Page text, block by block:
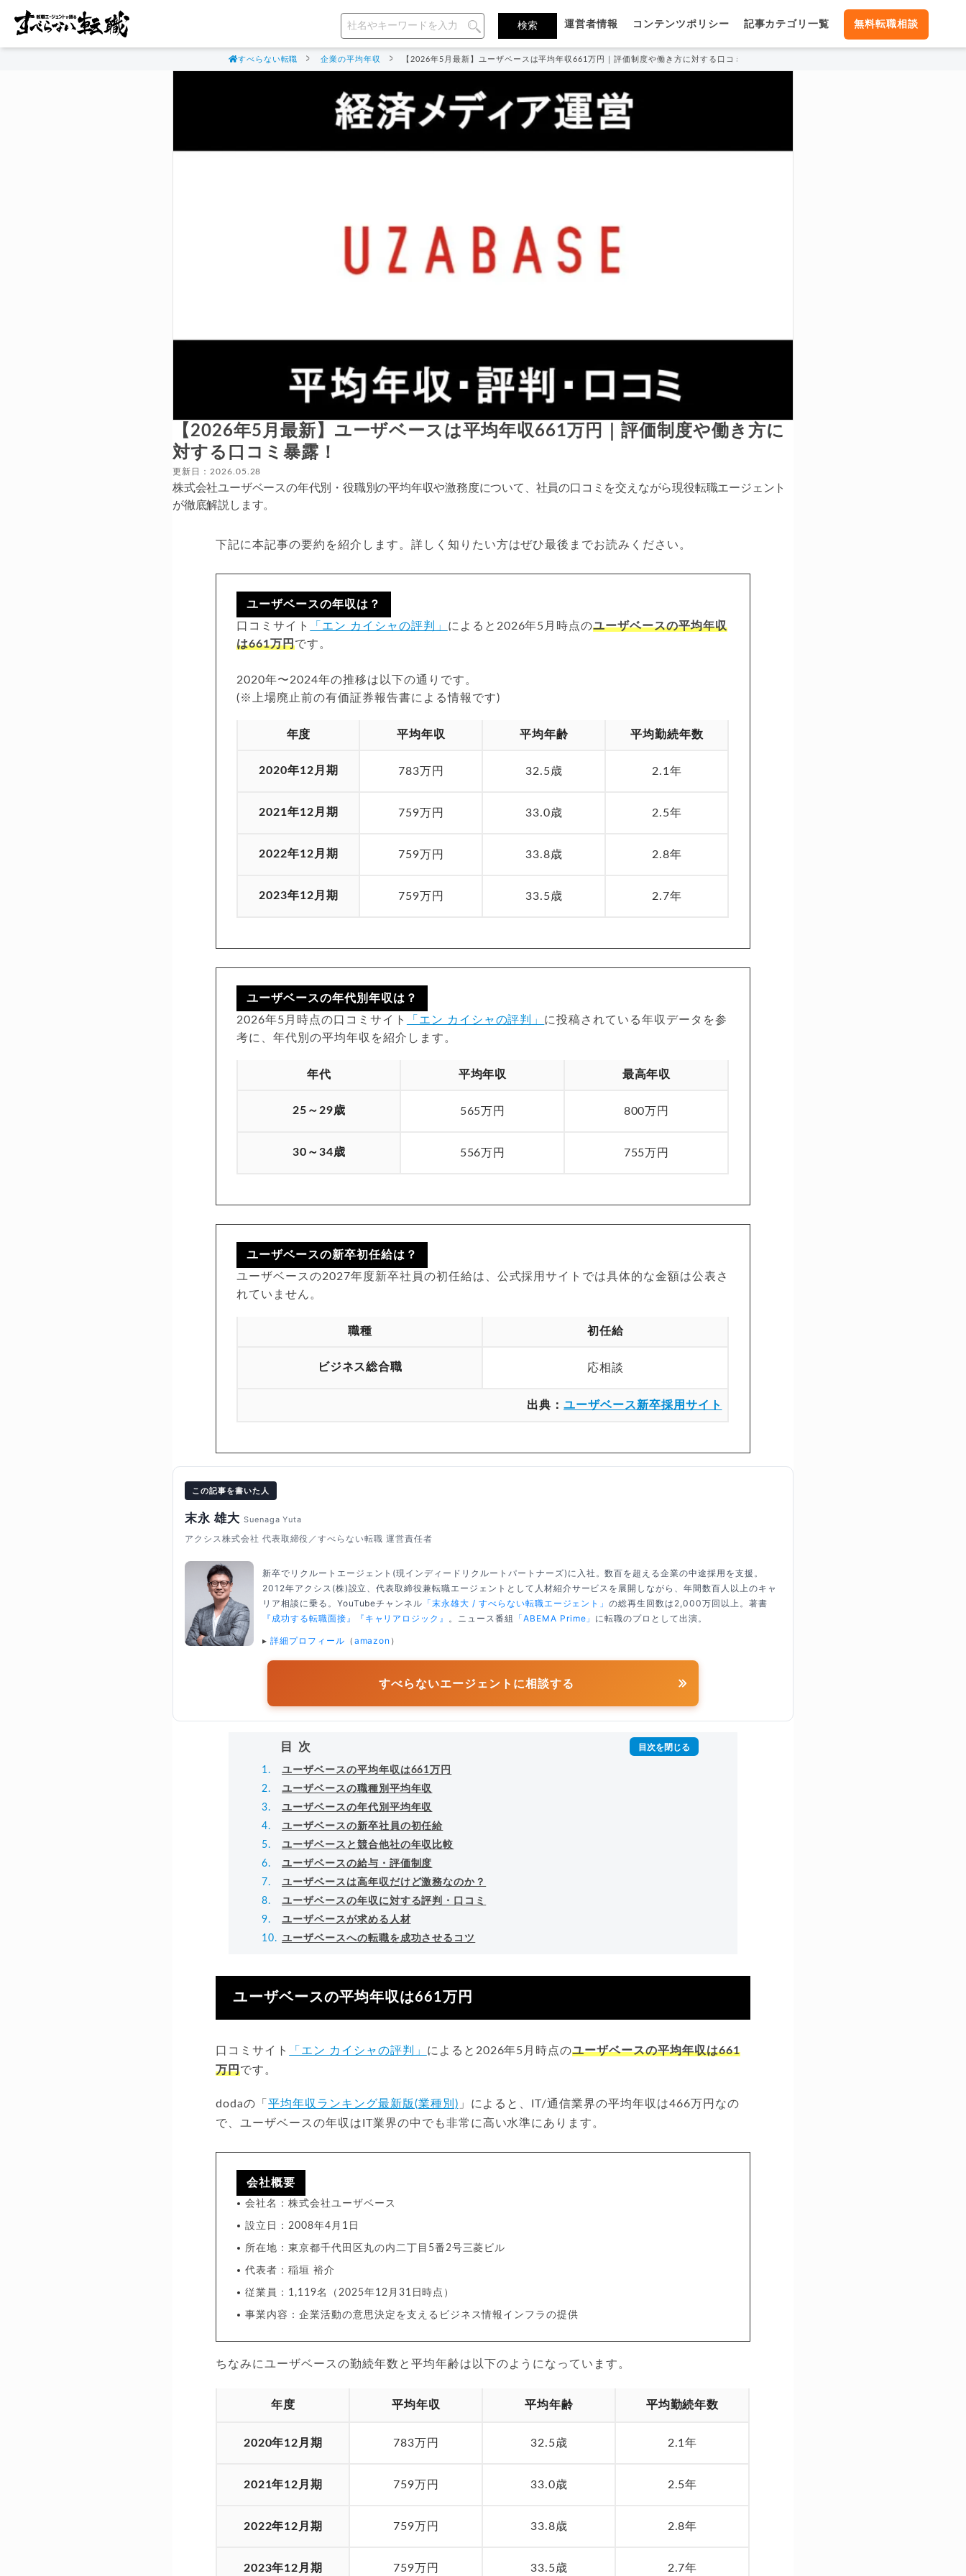
運営者情報 コンテンツポリシー 記事カテゴリ一覧 無料転職相談
すべらない転職 企業の平均年収 【2026年5月最新】ユーザベースは平均年収661万円｜評価制度や働き方に対する口コミ暴露！
【2026年5月最新】ユーザベースは平均年収661万円｜評価制度や働き方に
対する口コミ暴露！
更新日：2026.05.28
株式会社ユーザベースの年代別・役職別の平均年収や激務度について、社員の口コミを交えながら現役転職エージェント
が徹底解説します。
下記に本記事の要約を紹介します。詳しく知りたい方はぜひ最後までお読みください。
ユーザベースの年収は？
口コミサイト
「エン カイシャの評判」 によると2026年5月時点のユーザベースの平均年収
は661万円です。
2020年〜2024年の推移は以下の通りです。
(※上場廃止前の有価証券報告書による情報です)
年度 平均年収 平均年齢 平均勤続年数
2020年12月期 783万円 32.5歳 2.1年
2021年12月期 759万円 33.0歳 2.5年
2022年12月期 759万円 33.8歳 2.8年
2023年12月期 759万円 33.5歳 2.7年
ユーザベースの年代別年収は？
2026年5月時点の口コミサイト
「エン カイシャの評判」 に投稿されている年収データを参
考に、年代別の平均年収を紹介します。
年代 平均年収 最高年収
25～29歳 565万円 800万円
30～34歳 556万円 755万円
ユーザベースの新卒初任給は？
ユーザベースの2027年度新卒社員の初任給は、公式採用サイトでは具体的な金額は公表さ
れていません。
職種 初任給
ビジネス総合職 応相談
出典： ユーザベース新卒採用サイト
この記事を書いた人
末永 雄大 Suenaga Yuta
アクシス株式会社 代表取締役／すべらない転職 運営責任者
新卒でリクルートエージェント(現インディードリクルートパートナーズ)に入社。数百を超える企業の中途採用を支援。
2012年アクシス(株)設立、代表取締役兼転職エージェントとして人材紹介サービスを展開しながら、年間数百人以上のキャ
リア相談に乗る。YouTubeチャンネル 「末永雄大 / すべらない転職エージェント」の総再生回数は2,000万回以上。著書
『成功する転職面接』
『キャリアロジック』 。ニュース番組 「ABEMA Prime」 に転職のプロとして出演。
▸ 詳細プロフィール （ amazon ）
すべらないエージェントに相談する
目次
ユーザベースの平均年収は661万円
ユーザベースの職種別平均年収
ユーザベースの年代別平均年収
ユーザベースの新卒社員の初任給
ユーザベースと競合他社の年収比較
ユーザベースの給与・評価制度
ユーザベースは高年収だけど激務なのか？
ユーザベースの年収に対する評判・口コミ
ユーザベースが求める人材
ユーザベースへの転職を成功させるコツ
ユーザベースの平均年収は661万円
口コミサイト 「エン カイシャの評判」 によると2026年5月時点のユーザベースの平均年収は661
万円です。
dodaの「平均年収ランキング最新版(業種別) 」によると、IT/通信業界の平均年収は466万円なの
で、ユーザベースの年収はIT業界の中でも非常に高い水準にあります。
会社概要
会社名：株式会社ユーザベース
設立日：2008年4月1日
所在地：東京都千代田区丸の内二丁目5番2号三菱ビル
代表者：稲垣 裕介
従業員：1,119名（2025年12月31日時点）
事業内容：企業活動の意思決定を支えるビジネス情報インフラの提供
ちなみにユーザベースの勤続年数と平均年齢は以下のようになっています。
年度 平均年収 平均年齢 平均勤続年数
2020年12月期 783万円 32.5歳 2.1年
2021年12月期 759万円 33.0歳 2.5年
2022年12月期 759万円 33.8歳 2.8年
2023年12月期 759万円 33.5歳 2.7年